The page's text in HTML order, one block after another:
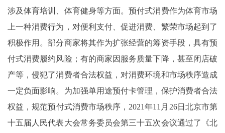
涉及体育培训、体育健身等方面。预付式消费作为体育市场
上一种消费行为，对便利支付、促进消费、繁荣市场起到了
积极作用。部分商家将其作为扩张经营的筹资手段，具有预
付式消费履约风险；有的商家因服务质量下降，甚至闭店破
产等，侵犯了消费者合法权益，对消费环境和市场秩序造成
一定负面影响。为加强单用途预付卡管理，保护消费者合法
权益，规范预付式消费市场秩序，2021年11月26日北京市第
十五届人民代表大会常务委员会第三十五次会议通过了《北